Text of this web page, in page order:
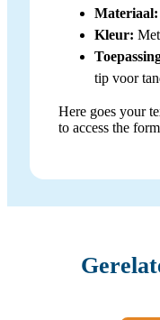
Materiaal:
Kleur:
tip voor
Here goes your
to access the